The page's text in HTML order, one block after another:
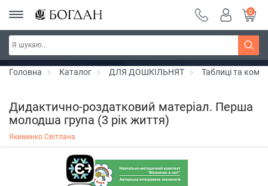
Серія "Чейзіана" ~ знижка 20%
0
Головна Каталог ДЛЯ ДОШКІЛЬНЯТ Таблиці та
Дидактично-роздатковий матеріал. Перша
молодша група (3 рік життя)
Якименко Світлана